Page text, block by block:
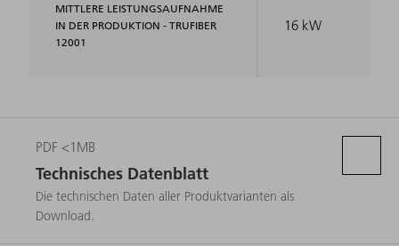
MITTLERE LEISTUNGSAUFNAHME
IN DER PRODUKTION - TRUFIBER
12001
16 kW
PDF <1MB
Technisches Datenblatt
Die technischen Daten aller Produktvarianten als
Download.